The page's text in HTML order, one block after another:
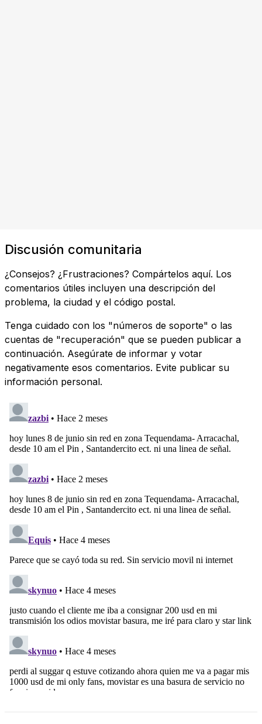
Discusión comunitaria
¿Consejos? ¿Frustraciones? Compártelos aquí. Los
comentarios útiles incluyen una descripción del
problema, la ciudad y el código postal.
Tenga cuidado con los "números de soporte" o las
cuentas de "recuperación" que se pueden publicar a
continuación. Asegúrate de informar y votar
negativamente esos comentarios. Evite publicar su
información personal.